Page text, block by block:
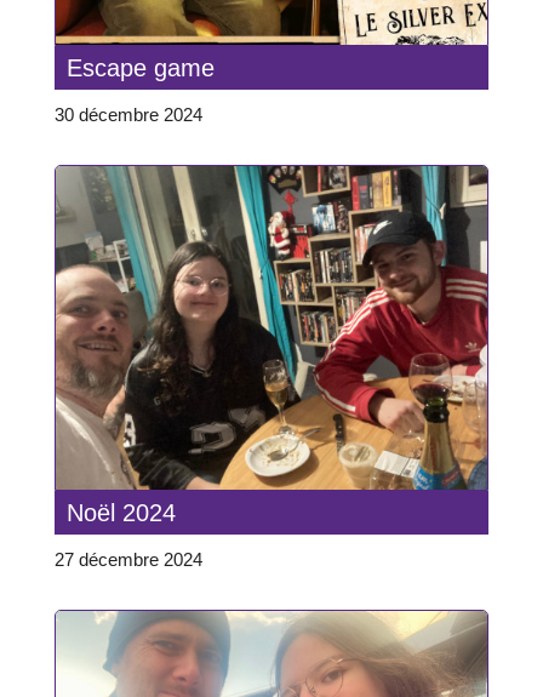
Escape game
30 décembre 2024
Noël 2024
27 décembre 2024